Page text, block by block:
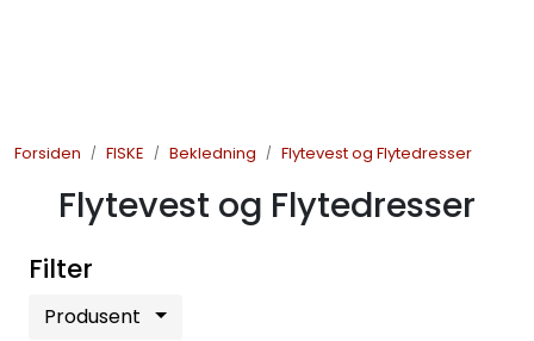
Forsiden FISKE Bekledning Flytevest og Flytedresser
Flytevest og Flytedresser
Filter
Produsent
FISKE
FRILUFTSLIV